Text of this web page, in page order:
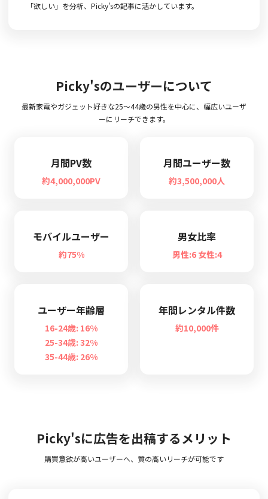
「欲しい」を分析、Picky'sの記事に活かしています。
Picky'sのユーザーについて
最新家電やガジェット好きな25〜44歳の男性を中心に、幅広いユーザ
ーにリーチできます。
月間PV数
約4,000,000PV
月間ユーザー数
約3,500,000人
モバイルユーザー
約75%
男女比率
男性:6 女性:4
ユーザー年齢層
16-24歳: 16%
25-34歳: 32%
35-44歳: 26%
年間レンタル件数
約10,000件
Picky'sに広告を出稿するメリット
購買意欲が高いユーザーへ、質の高いリーチが可能です